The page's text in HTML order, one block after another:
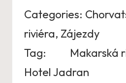
Categories:
riviéra, Zájezdy
Tag:
Makarská
Hotel Jadran